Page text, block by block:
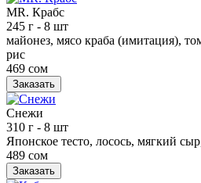
MR. Крабс
245 г - 8 шт
майонез, мясо краба (имитация),
рис
469 сом
Заказать
Снежи
310 г - 8 шт
Японское тесто, лосось, мягкий
489 сом
Заказать